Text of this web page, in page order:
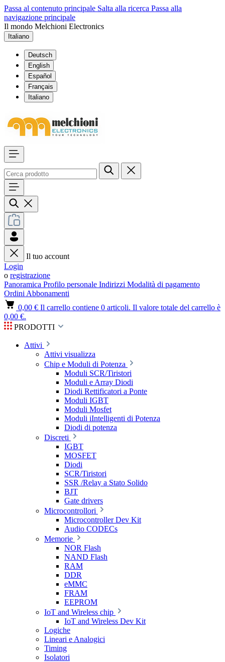
Passa al contenuto principale Salta alla ricerca Passa alla
navigazione principale
Il mondo Melchioni Electronics
Italiano
Deutsch
English
Español
Français
Italiano
Il tuo account
Login
o registrazione
Panoramica Profilo personale Indirizzi Modalità di pagamento
Ordini Abbonamenti
0,00 € Il carrello contiene 0 articoli. Il valore totale del carrello è
0,00 €.
PRODOTTI
Attivi
Attivi visualizza
Chip e Moduli di Potenza
Moduli SCR/Tiristori
Moduli e Array Diodi
Diodi Rettificatori a Ponte
Moduli IGBT
Moduli Mosfet
Moduli iIntelligenti di Potenza
Diodi di potenza
Discreti
IGBT
MOSFET
Diodi
SCR/Tiristori
SSR /Relay a Stato Solido
BJT
Gate drivers
Microcontrollori
Microcontroller Dev Kit
Audio CODECs
Memorie
NOR Flash
NAND Flash
RAM
DDR
eMMC
FRAM
EEPROM
IoT and Wireless chip
IoT and Wireless Dev Kit
Logiche
Lineari e Analogici
Timing
Isolatori